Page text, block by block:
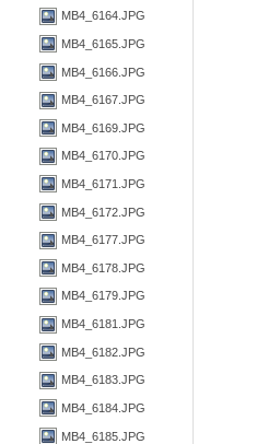
MB4_6164.JPG
MB4_6165.JPG
MB4_6166.JPG
MB4_6167.JPG
MB4_6169.JPG
MB4_6170.JPG
MB4_6171.JPG
MB4_6172.JPG
MB4_6177.JPG
MB4_6178.JPG
MB4_6179.JPG
MB4_6181.JPG
MB4_6182.JPG
MB4_6183.JPG
MB4_6184.JPG
MB4_6185.JPG